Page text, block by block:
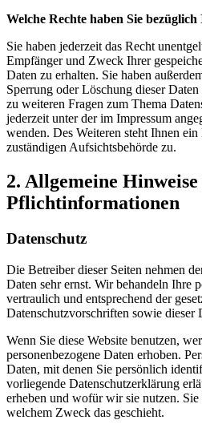
Welche Rechte haben Sie
Sie haben jederzeit das Recht
Empfänger und Zweck Ihrer
Daten zu erhalten. Sie haben
Sperrung oder Löschung dieser
zu weiteren Fragen zum Thema
jederzeit unter der im Impressum
wenden. Des Weiteren steht Ihnen
zuständigen Aufsichtsbehörde zu.
2. Allgemeine Hinweise
Pflichtinformationen
Datenschutz
Die Betreiber dieser Seiten nehmen
Daten sehr ernst. Wir behandeln Ihre
vertraulich und entsprechend der
Datenschutzvorschriften sowie dieser
Wenn Sie diese Website benutzen,
personenbezogene Daten erhoben.
Daten, mit denen Sie persönlich
vorliegende Datenschutzerklärung
erheben und wofür wir sie nutzen.
welchem Zweck das geschieht.